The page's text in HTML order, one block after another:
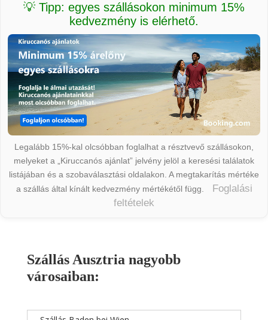
💡 Tipp: egyes szállásokon minimum 15%
kedvezmény is elérhető.
Legalább 15%-kal olcsóbban foglalhat a résztvevő szállásokon,
melyeket a „Kiruccanós ajánlat” jelvény jelöl a keresési találatok
listájában és a szobaválasztási oldalakon. A megtakarítás mértéke
a szállás által kínált kedvezmény mértékétől függ.
Foglalási
feltételek
Szállás Ausztria nagyobb
városaiban: